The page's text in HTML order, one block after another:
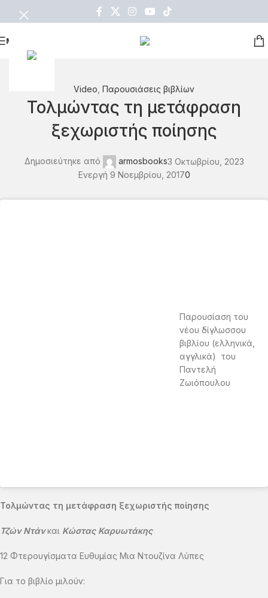
ΜΕΝΟΥ
Video Παρουσιάσεις βιβλίων
Τολμώντας τη μετάφραση
ξεχωριστής ποίησης
Δημοσιεύτηκε από armosbooks3 Οκτωβρίου, 2023
Ενεργή 9 Νοεμβρίου, 20170
Παρουσίαση του
νέου δίγλωσσου
βιβλίου (ελληνικά,
αγγλικά) του
Παντελή
Ζωιόπουλου
Τολμώντας τη μετάφραση ξεχωριστής ποίησης
Τζών Ντάνκαι Κώστας Καρυωτάκης
12 Φτερουγίσματα Ευθυμίας Μια Nτουζίνα Λύπες
Για το βιβλίο μιλούν: